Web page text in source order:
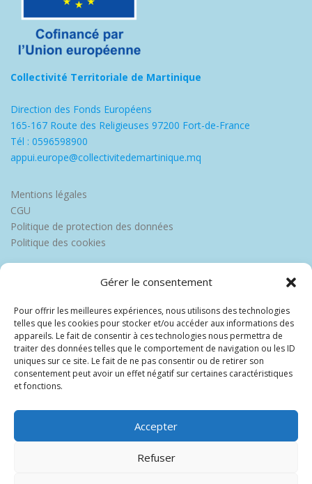
Gérer le consentement
Pour offrir les meilleures expériences, nous utilisons des technologies
telles que les cookies pour stocker et/ou accéder aux informations des
appareils. Le fait de consentir à ces technologies nous permettra de
traiter des données telles que le comportement de navigation ou les ID
uniques sur ce site. Le fait de ne pas consentir ou de retirer son
consentement peut avoir un effet négatif sur certaines caractéristiques
et fonctions.
Accepter
Refuser
Collectivité Territoriale de Martinique
Direction des Fonds Européens
165-167 Route des Religieuses 97200 Fort-de-France
Tél : 0596598900
appui.europe@collectivitedemartinique.mq
Mentions légales
CGU
Politique de protection des données
Politique des cookies